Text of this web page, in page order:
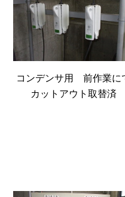
コンデンサ用 前作業に
カットアウト取替済